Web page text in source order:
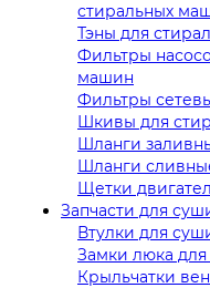
стиральных
Тэны для
Фильтры
машин
Фильтры
Шкивы для
Шланги
Шланги
Щетки
Запчасти для
Втулки для
Замки люка
Крыльчатки